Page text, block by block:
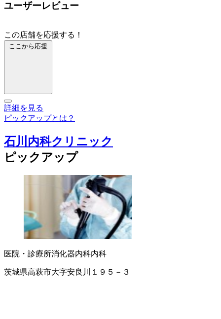
ユーザーレビュー
この店舗を応援する！
ここから応援
詳細を見る
ピックアップとは？
石川内科クリニック
ピックアップ
医院・診療所消化器内科内科
茨城県高萩市大字安良川１９５－３